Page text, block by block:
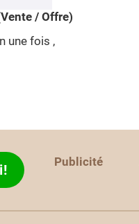
/ Offre)
une fois ,
Publicité